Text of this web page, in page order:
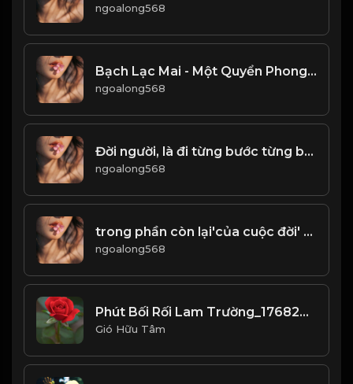
ngoalong568
Bạch Lạc Mai - Một Quyển Phong Hoa Đại Đường! & Đạo
ngoalong568
Đời người, là đi từng bước từng bước và vứt bỏ từng chút từng chút...! & Đạo
ngoalong568
trong phần còn lại'của cuộc đời' bạn phải học cách'trở thành người lái xe của chính mình' để có thể Leo lái xe tự lái 'Cho co
ngoalong568
Phút Bối Rối Lam Trường_1768203785385
Gió Hữu Tâm